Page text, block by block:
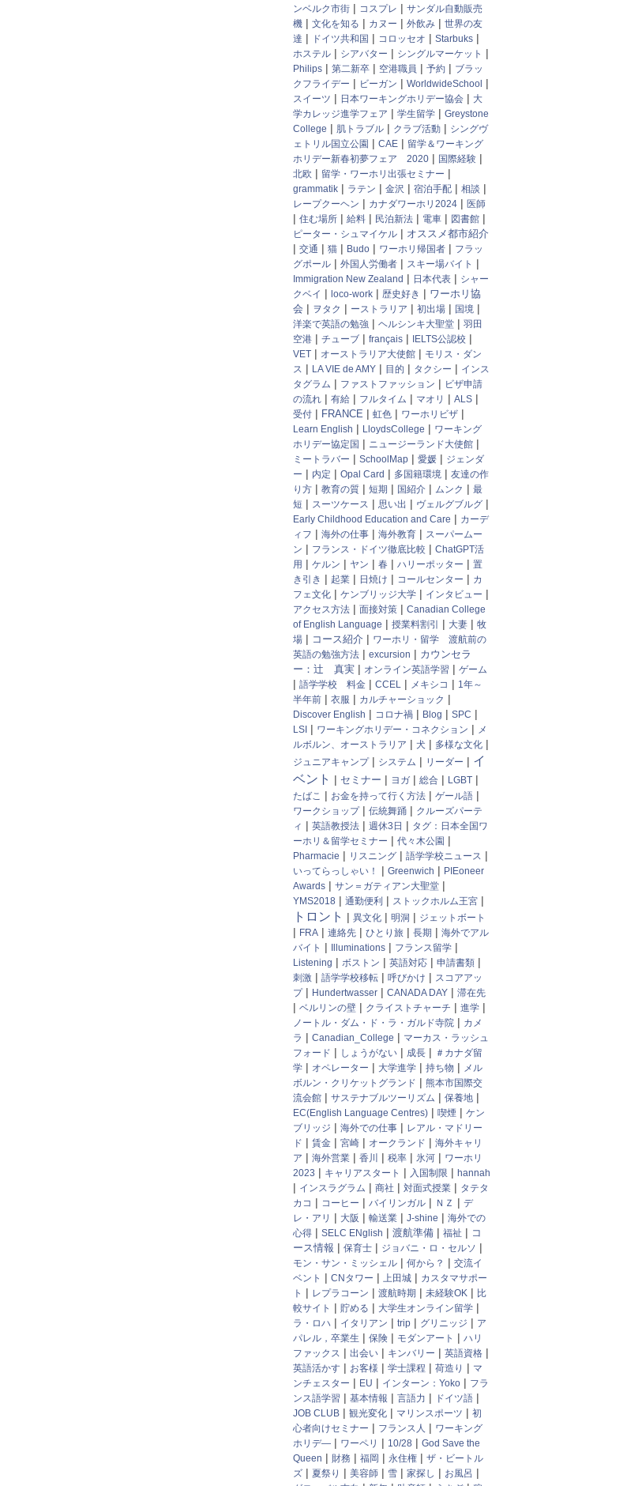
ンベルク市街 | コスプレ | サンダル自動販売
機 | 文化を知る | カヌー | 外飲み | 世界の友
達 | ドイツ共和国 | コロッセオ | Starbuks |
ホステル | シアバター | シングルマーケット |
Philips | 第二新卒 | 空港職員 | 予約 | ブラッ
クフライデー | ビーガン | WorldwideSchool |
スイーツ | 日本ワーキングホリデー協会 | 大
学カレッジ進学フェア | 学生留学 | Greystone
College | 肌トラブル | クラブ活動 | シングヴ
ェトリル国立公園 | CAE | 留学＆ワーキング
ホリデー新春初夢フェア 2020 | 国際経験 |
北欧 | 留学・ワーホリ出張セミナー |
grammatik | ラテン | 金沢 | 宿泊手配 | 相談 |
レープクーヘン | カナダワーホリ2024 | 医師
| 住む場所 | 給料 | 民泊新法 | 電車 | 図書館 |
ピーター・シュマイケル | オススメ都市紹介
| 交通 | 猫 | Budo | ワーホリ帰国者 | フラッ
グポール | 外国人労働者 | スキー場バイト |
Immigration New Zealand | 日本代表 | シャー
クベイ | loco-work | 歴史好き | ワーホリ協
会 | ヲタク | ーストラリア | 初出場 | 国境 |
洋楽で英語の勉強 | ヘルシンキ大聖堂 | 羽田
空港 | チューブ | français | IELTS公認校 |
VET | オーストラリア大使館 | モリス・ダン
ス | LA VIE de AMY | 目的 | タクシー | インス
タグラム | ファストファッション | ビザ申請
の流れ | 有給 | フルタイム | マオリ | ALS |
受付 | FRANCE | 虹色 | ワーホリビザ |
Learn English | LloydsCollege | ワーキング
ホリデー協定国 | ニュージーランド大使館 |
ミートラバー | SchoolMap | 愛媛 | ジェンダ
ー | 内定 | Opal Card | 多国籍環境 | 友達の作
り方 | 教育の質 | 短期 | 国紹介 | ムンク | 最
短 | スーツケース | 思い出 | ヴェルグブルグ |
Early Childhood Education and Care | カーデ
ィフ | 海外の仕事 | 海外教育 | スーパームー
ン | フランス・ドイツ徹底比較 | ChatGPT活
用 | ケルン | ヤン | 春 | ハリーポッター | 置
き引き | 起業 | 日焼け | コールセンター | カ
フェ文化 | ケンブリッジ大学 | インタビュー |
アクセス方法 | 面接対策 | Canadian College
of English Language | 授業料割引 | 大妻 | 牧
場 | コース紹介 | ワーホリ・留学 渡航前の
英語の勉強方法 | excursion | カウンセラ
ー：辻 真実 | オンライン英語学習 | ゲーム
| 語学学校 料金 | CCEL | メキシコ | 1年～
半年前 | 衣服 | カルチャーショック |
Discover English | コロナ禍 | Blog | SPC |
LSI | ワーキングホリデー・コネクション | メ
ルボルン、オーストラリア | 犬 | 多様な文化 |
ジュニアキャンプ| システム | リーダー | イ
ベント | セミナー | ヨガ | 総合 | LGBT |
たばこ | お金を持って行く方法 | ゲール語 |
ワークショップ| 伝統舞踊 | クルーズパーテ
ィ | 英語教授法 | 週休3日 | タグ：日本全国ワ
ーホリ＆留学セミナー | 代々木公園 |
Pharmacie | リスニング | 語学学校ニュース |
いってらっしゃい！ | Greenwich | PIEoneer
Awards | サン＝ガティアン大聖堂 |
YMS2018 | 通勤便利 | ストックホルム王宮 |
トロント | 異文化 | 明洞 | ジェットボート
| FRA | 連絡先 | ひとり旅 | 長期 | 海外でアル
バイト | Illuminations | フランス留学 |
Listening | ボストン | 英語対応 | 申請書類 |
刺激 | 語学学校移転 | 呼びかけ | スコアアッ
プ| Hundertwasser | CANADA DAY | 滞在先
| ベルリンの壁 | クライストチャーチ | 進学 |
ノートル・ダム・ド・ラ・ガルド寺院 | カメ
ラ | Canadian_College | マーカス・ラッシュ
フォード | しょうがない | 成長 | ＃カナダ留
学 | オペレーター | 大学進学 | 持ち物 | メル
ボルン・クリケットグランド | 熊本市国際交
流会館 | サステナブルツーリズム | 保養地 |
EC(English Language Centres) | 喫煙 | ケン
ブリッジ | 海外での仕事 | レアル・マドリー
ド | 賃金 | 宮崎 | オークランド | 海外キャリ
ア | 海外営業 | 香川 | 税率 | 氷河 | ワーホリ
2023 | キャリアスタート | 入国制限 | hannah
| インスラグラム | 商社 | 対面式授業 | タテタ
カコ | コーヒー | バイリンガル | ＮＺ | デ
レ・アリ | 大阪 | 輸送業 | J-shine | 海外での
心得 | SELC ENglish | 渡航準備 | 福祉 | コ
ース情報 | 保育士 | ジョバニ・ロ・セルソ |
モン・サン・ミッシェル | 何から？ | 交流イ
ベント | CNタワー | 上田城 | カスタマサポー
ト | レプラコーン | 渡航時期 | 未経験OK | 比
較サイト | 貯める | 大学生オンライン留学 |
ラ・ロハ | イタリアン | trip | グリニッジ | ア
パレル，卒業生 | 保険 | モダンアート | ハリ
ファックス | 出会い | キンバリー | 英語資格 |
英語活かす | お客様 | 学士課程 | 荷造り | マ
ンチェスター | EU | インターン：Yoko | フラ
ンス語学習 | 基本情報 | 言語力 | ドイツ語 |
JOB CLUB | 観光変化 | マリンスポーツ | 初
心者向けセミナー | フランス人 | ワーキング
ホリデ― | ワーペリ | 10/28 | God Save the
Queen | 財務 | 福岡 | 永住権 | ザ・ビートル
ズ | 夏祭り | 美容師 | 雪 | 家探し | お風呂 |